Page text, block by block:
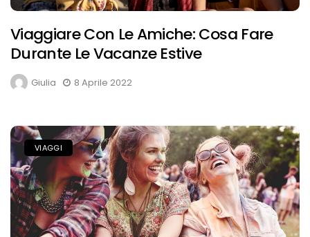
Viaggiare Con Le Amiche: Cosa Fare
Durante Le Vacanze Estive
Giulia 8 Aprile 2022
VIAGGI